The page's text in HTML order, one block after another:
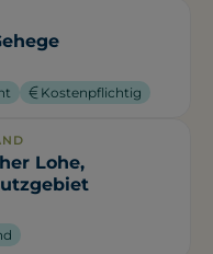
Kostenpflichtig
Lohe,